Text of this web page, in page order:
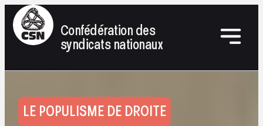
Confédération des
syndicats nationaux
LE POPULISME DE DROITE